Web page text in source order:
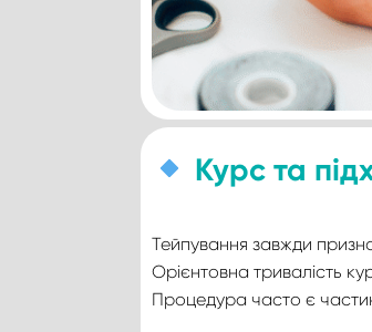
Курс та
Тейпування завжди
Орієнтовна тривалість
Процедура часто є